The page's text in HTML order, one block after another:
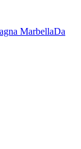
MarbellaDa